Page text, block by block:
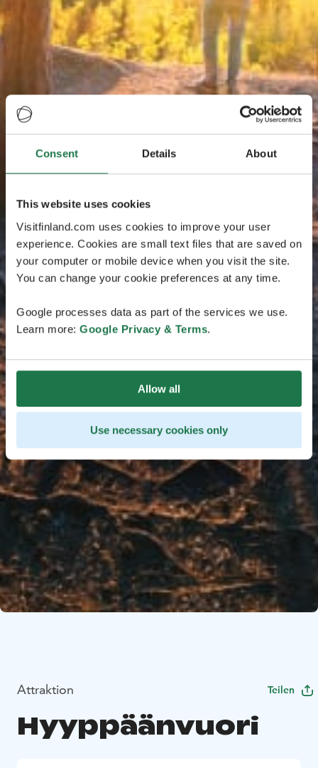
Consent Details About
This website uses cookies
Visitfinland.com uses cookies to improve your user
experience. Cookies are small text files that are saved on
your computer or mobile device when you visit the site.
You can change your cookie preferences at any time.
Google processes data as part of the services we use.
Learn more: Google Privacy & Terms.
Allow all
Use necessary cookies only
Attraktion Teilen
Hyyppäänvuori